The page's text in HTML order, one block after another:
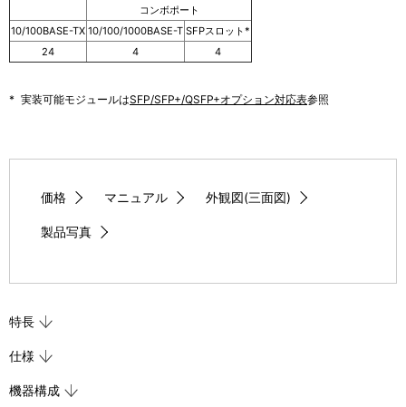
コンボポート
10/100BASE-TX 10/100/1000BASE-T SFPスロット*
24
4 4
* 実装可能モジュールはSFP/SFP+/QSFP+オプション対応表参照
価格 マニュアル 外観図(三面図)
製品写真
特長
仕様
機器構成